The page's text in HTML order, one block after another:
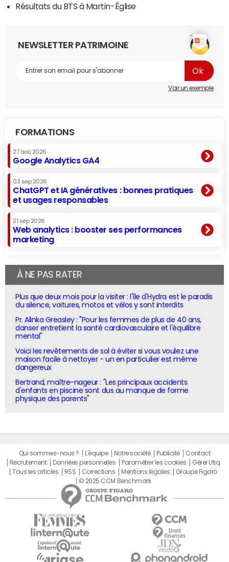
Résultats du BTS à Martin-Église
NEWSLETTER PATRIMOINE
Voir un exemple
FORMATIONS
27 aoû 2026
Google Analytics GA4
03 sep 2026
ChatGPT et IA génératives : bonnes pratiques
et usages responsables
21 sep 2026
Web analytics : booster ses performances
marketing
À NE PAS RATER
Plus que deux mois pour la visiter : l'île d'Hydra est le paradis
du silence, voitures, motos et vélos y sont interdits
Pr. Alinka Greasley : "Pour les femmes de plus de 40 ans,
danser entretient la santé cardiovasculaire et l'équilibre
mental"
Voici les revêtements de sol à éviter si vous voulez une
maison facile à nettoyer - un en particulier est même
dangereux
Bertrand, maître-nageur : "Les principaux accidents
d'enfants en piscine sont dus au manque de forme
physique des parents"
Qui sommes-nous ? L'équipe Notre société Publicité
Contact
Recrutement
Données personnelles Paramétrer les cookies
Gérer Utiq
Tous les articles
RSS Corrections Mentions légales
Groupe Figaro
© 2025 CCM Benchmark